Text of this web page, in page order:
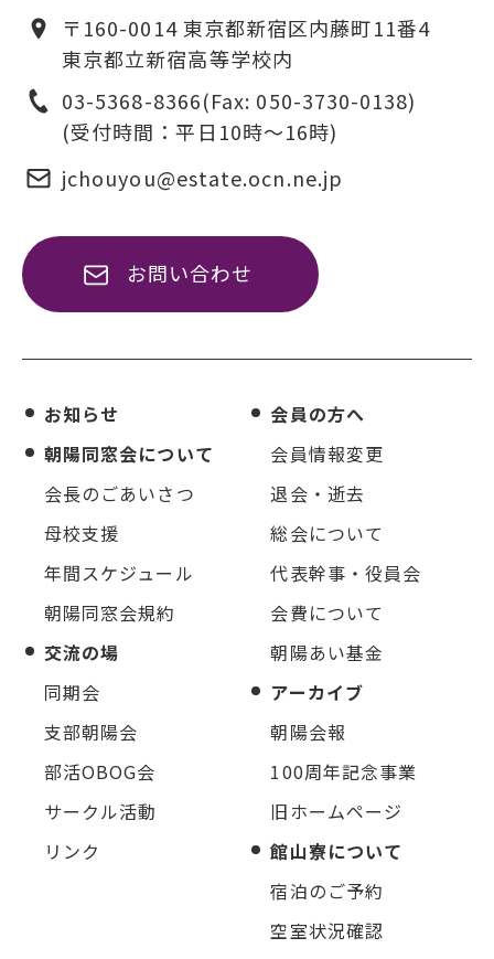
〒160-0014 東京都新宿区内藤町11番4
東京都立新宿高等学校内
03-5368-8366(Fax: 050-3730-0138)
(受付時間：平日10時〜16時)
jchouyou@estate.ocn.ne.jp
お問い合わせ
お知らせ
朝陽同窓会について
会長のごあいさつ
母校支援
年間スケジュール
朝陽同窓会規約
交流の場
同期会
支部朝陽会
部活OBOG会
サークル活動
リンク
会員の方へ
会員情報変更
退会・逝去
総会について
代表幹事・役員会
会費について
朝陽あい基金
アーカイブ
朝陽会報
100周年記念事業
旧ホームページ
館山寮について
宿泊のご予約
空室状況確認